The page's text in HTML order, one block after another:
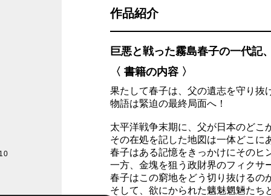
作品紹介
巨悪と戦った霧島春子の一代記
〈 書籍の内容 〉
果たして春子は、父の遺志を守り抜
物語は緊迫の最終局面へ！
太平洋戦争末期に、父が日本のどこ
その在処を記した地図は一体どこ
春子はある記憶をきっかけにその
一方、金塊を狙う政財界のフィクサ
春子はこの窮地をどう切り抜けるの
そして、欲にかられた魑魅魍魎たち